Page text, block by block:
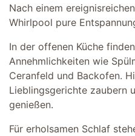
Nach einem
Whirlpool pure
In der offenen Küche
Annehmlichkeiten wie
Ceranfeld und Backofen.
Lieblingsgerichte zaubern
genießen.
Für erholsamen Schlaf